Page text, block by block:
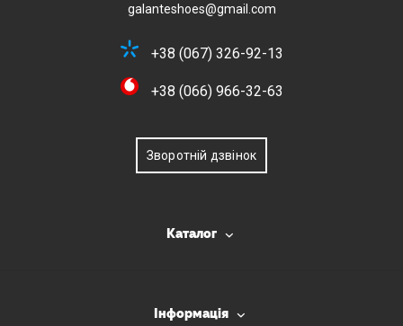
galanteshoes@gmail.com
+38 (067) 326-92-13
+38 (066) 966-32-63
Зворотній дзвінок
Каталог
Інформація